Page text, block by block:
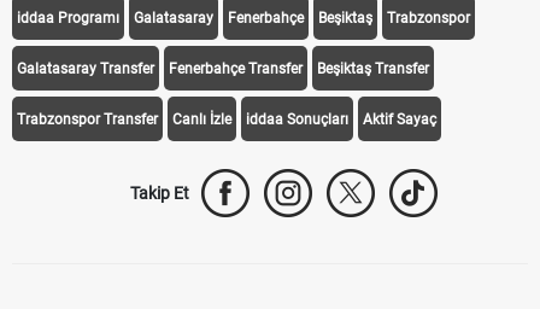
iddaa Programı Galatasaray Fenerbahçe Beşiktaş Trabzonspor
Galatasaray Transfer Fenerbahçe Transfer Beşiktaş Transfer
Trabzonspor Transfer Canlı İzle iddaa Sonuçları Aktif Sayaç
Takip Et